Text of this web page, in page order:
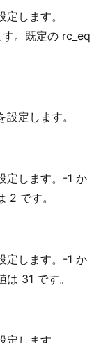
します。
。既定の rc_eq
定します。
定します。-1 か
2 です。
定します。-1 か
31 です。